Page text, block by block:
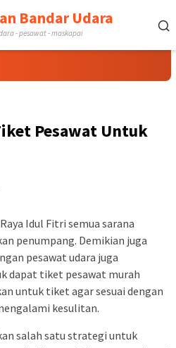
Bandar Udara
- pesawat - maskapai
Pesawat Untuk
Idul Fitri semua sarana
penumpang. Demikian juga
pesawat udara juga
dapat tiket pesawat murah
untuk tiket agar sesuai dengan
kesulitan.
salah satu strategi untuk